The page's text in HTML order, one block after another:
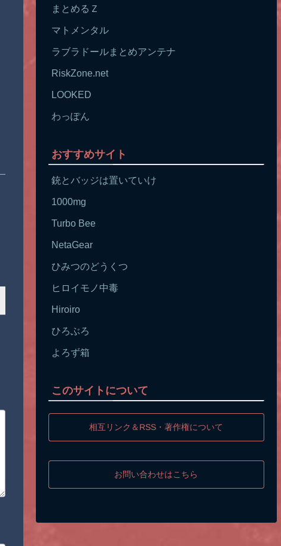
まとめるＺ
マトメンタル
ラブラドールまとめアンテナ
RiskZone.net
LOOKED
わっぽん
おすすめサイト
銃とバッジは置いていけ
1000mg
Turbo Bee
NetaGear
ひみつのどうくつ
ヒロイモノ中毒
Hiroiro
ひろぶろ
よろず箱
このサイトについて
相互リンク＆RSS・著作権について
お問い合わせはこちら